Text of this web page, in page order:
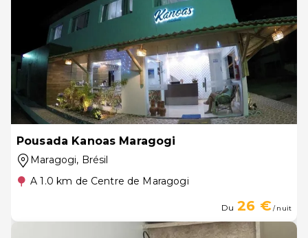
Pousada Kanoas Maragogi
Maragogi, Brésil
A 1.0 km de Centre de Maragogi
Du 26 €/ nuit